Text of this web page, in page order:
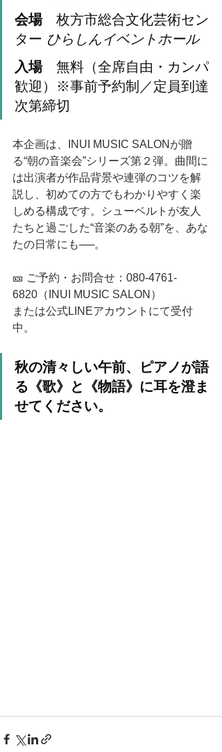
会場 枚方市総合文化芸術セン
ター ひらしんイベントホール
入場 無料（全席自由・カンパ
歓迎）※事前予約制／定員到達
次第締切
本企画は、INUI MUSIC SALONが贈
る“朝の音楽会”シリーズ第２弾。曲間に
は出演者が作品背景や連弾のコツを解
説し、初めての方でもわかりやすく楽
しめる構成です。シューベルトが友人
たちと過ごした“音楽のある朝”を、あな
たの日常にも──。
🎫 ご予約・お問合せ：080-4761-
6820（INUI MUSIC SALON）
または公式LINEアカウントにて受付
中。
秋の清々しい午前、ピアノが語
る《歌》と《物語》に耳を澄ま
せてください。